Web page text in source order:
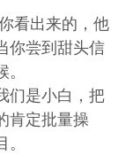
看出来的，他
你尝到甜头信
们是小白，把
肯定批量操